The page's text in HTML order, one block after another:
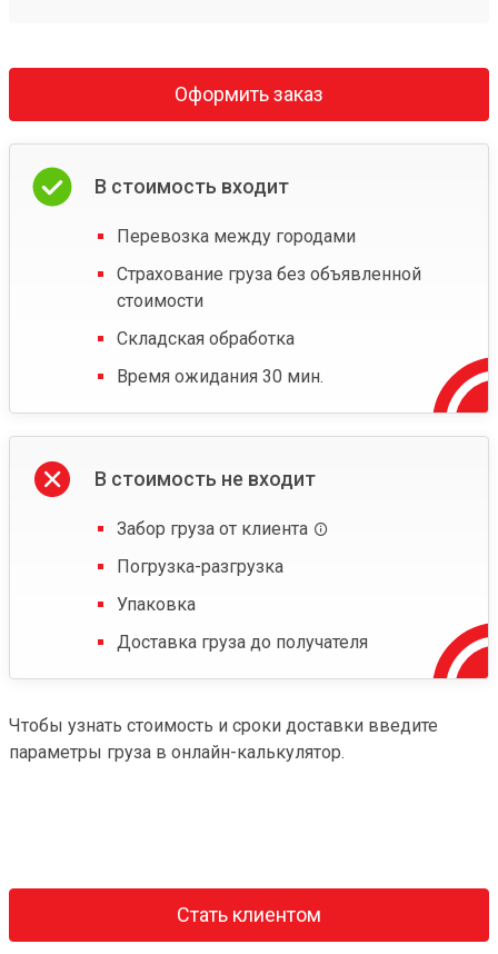
Оформить заказ
В стоимость входит
Перевозка между городами
Страхование груза без объявленной
стоимости
Складская обработка
Время ожидания 30 мин.
В стоимость не входит
Забор груза от клиента
Погрузка-разгрузка
Упаковка
Доставка груза до получателя
Чтобы узнать стоимость и сроки доставки введите
параметры груза в онлайн-калькулятор.
Стать клиентом